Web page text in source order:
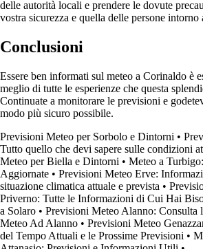
delle autorità locali e prendere le dovute
vostra sicurezza e quella delle persone intorno
Conclusioni
Essere ben informati sul meteo a Corinaldo è
meglio di tutte le esperienze che questa
Continuate a monitorare le previsioni e
modo più sicuro possibile.
Previsioni Meteo per Sorbolo e Dintorni •
Tutto quello che devi sapere sulle condizioni
Meteo per Biella e Dintorni • Meteo a
Aggiornate • Previsioni Meteo Erve:
situazione climatica attuale e prevista •
Priverno: Tutte le Informazioni di Cui Hai
a Solaro • Previsioni Meteo Alanno: Consulta
Meteo Ad Alanno • Previsioni Meteo
del Tempo Attuali e le Prossime Previsioni •